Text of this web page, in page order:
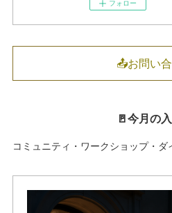
フォロー
📤お問い
🚪今月の
コミュニティ・ワークショップ・ダ